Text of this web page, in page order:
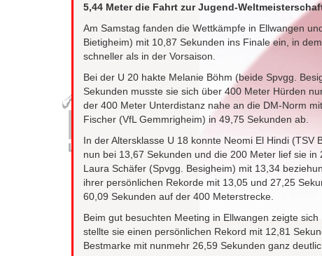
5,44 Meter die Fahrt zur Jugend-
Am Samstag fanden die Wettkämpfe in Ellwangen
Bietigheim) mit 10,87 Sekunden ins Finale ein, in
schneller als in der Vorsaison.
Bei der U 20 hakte Melanie Böhm (beide Spvgg.
Sekunden musste sie sich über 400 Meter Hürden
der 400 Meter Unterdistanz nahe an die DM-Norm
Fischer (VfL Gemmrigheim) in 49,75 Sekunden ab.
In der Altersklasse U 18 konnte Neomi El Hindi
nun bei 13,67 Sekunden und die 200 Meter lief sie
Laura Schäfer (Spvgg. Besigheim) mit 13,34
ihrer persönlichen Rekorde mit 13,05 und 27,25
60,09 Sekunden auf der 400 Meterstrecke.
Beim gut besuchten Meeting in Ellwangen zeigte
stellte sie einen persönlichen Rekord mit 12,81
Bestmarke mit nunmehr 26,59 Sekunden ganz